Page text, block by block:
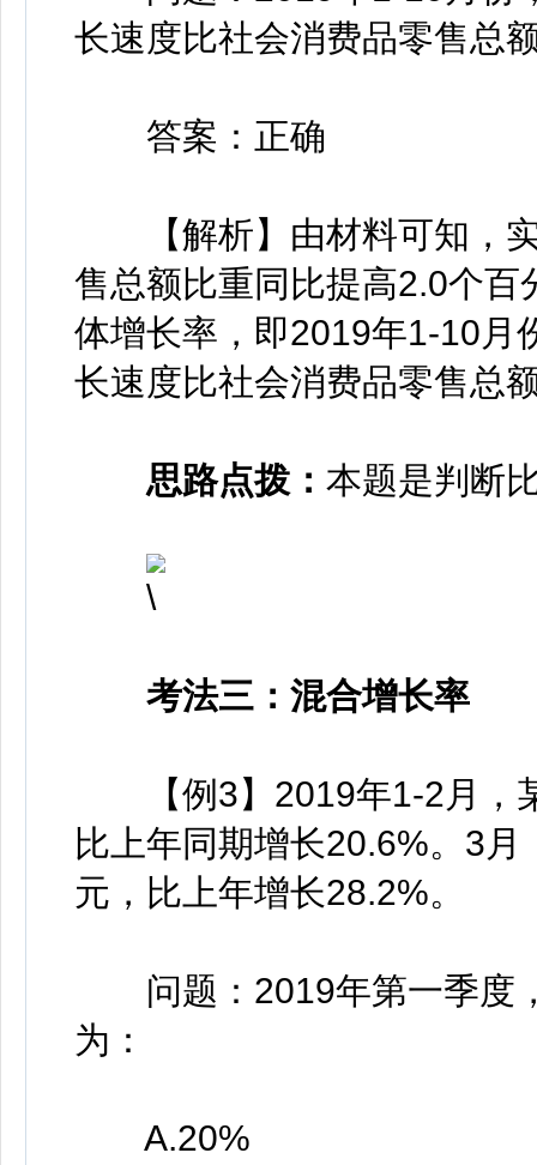
长速度比社会消费品零售总
答案：正确
【解析】由材料可知，实
售总额比重同比提高2.0个
体增长率，即2019年1-10月
长速度比社会消费品零售总
思路点拨： 本题是判断
考法三：混合增长率
【例3】2019年1-2月，
比上年同期增长20.6%。3
元，比上年增长28.2%。
问题：2019年第一季度
为：
A.20%